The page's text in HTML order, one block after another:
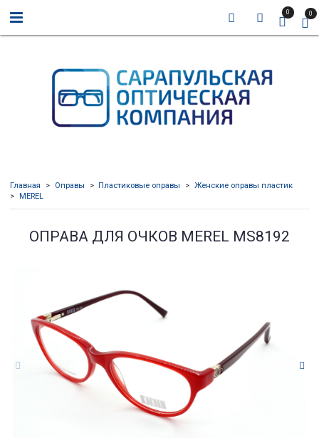
0 0
Главная Оправы Пластиковые оправы
Женские оправы пластик
MEREL
ОПРАВА ДЛЯ ОЧКОВ MEREL MS8192